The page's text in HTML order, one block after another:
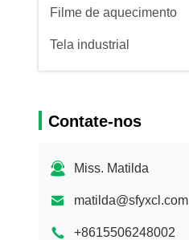
Filme de aquecimento
Tela industrial
Contate-nos
Miss. Matilda
matilda@sfyxcl.com
+8615506248002